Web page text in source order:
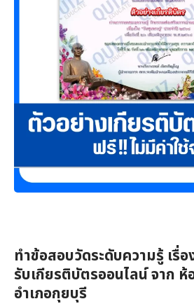
ทำข้อสอบวัดระดับความรู้ เรื่
รับเกียรติบัตรออนไลน์ จาก
อำเภอกุยบุรี